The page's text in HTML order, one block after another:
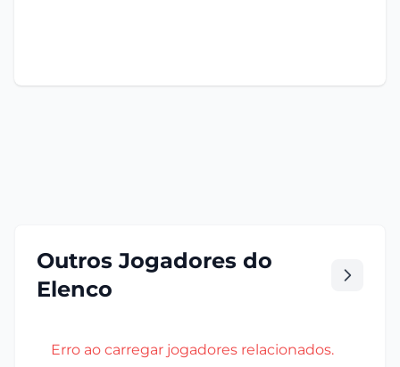
Outros Jogadores do
Elenco
Erro ao carregar jogadores relacionados.